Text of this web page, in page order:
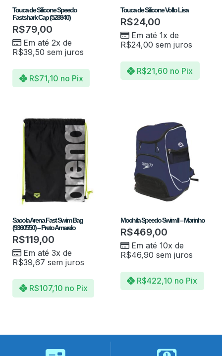
Touca de Silicone Speedo
Fastshark Cap (528840)
R$79,00
Em até 2x de
R$39,50 sem juros
R$71,10 no Pix
Touca de Silicone Vollo Lisa
R$24,00
Em até 1x de
R$24,00 sem juros
R$21,60 no Pix
Sacola Arena Fast Swim Bag
(9360550) – Preto Amarelo
R$119,00
Em até 3x de
R$39,67 sem juros
R$107,10 no Pix
Mochila Speedo Swim II – Marinho
R$469,00
Em até 10x de
R$46,90 sem juros
R$422,10 no Pix